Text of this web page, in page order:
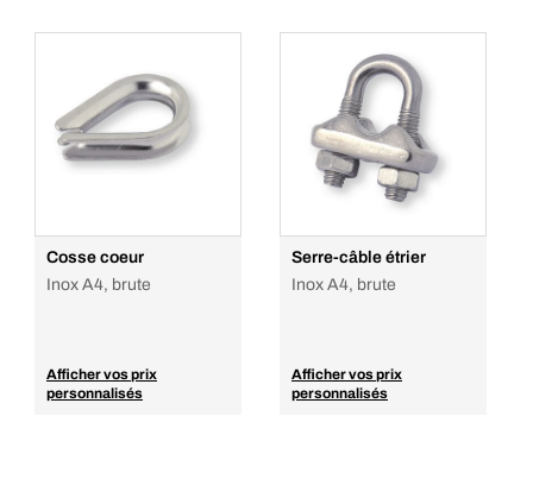
Cosse coeur
Inox A4, brute
Afficher vos prix
personnalisés
Serre-câble étrier
Inox A4, brute
Afficher vos prix
personnalisés